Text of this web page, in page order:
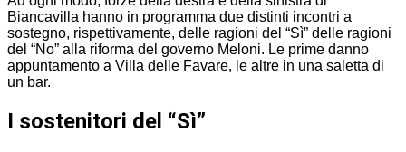
Biancavilla hanno in programma due distinti incontri a
sostegno, rispettivamente, delle ragioni del “Sì” delle ragioni
del “No” alla riforma del governo Meloni. Le prime danno
appuntamento a Villa delle Favare, le altre in una saletta di
un bar.
I sostenitori del “Sì”